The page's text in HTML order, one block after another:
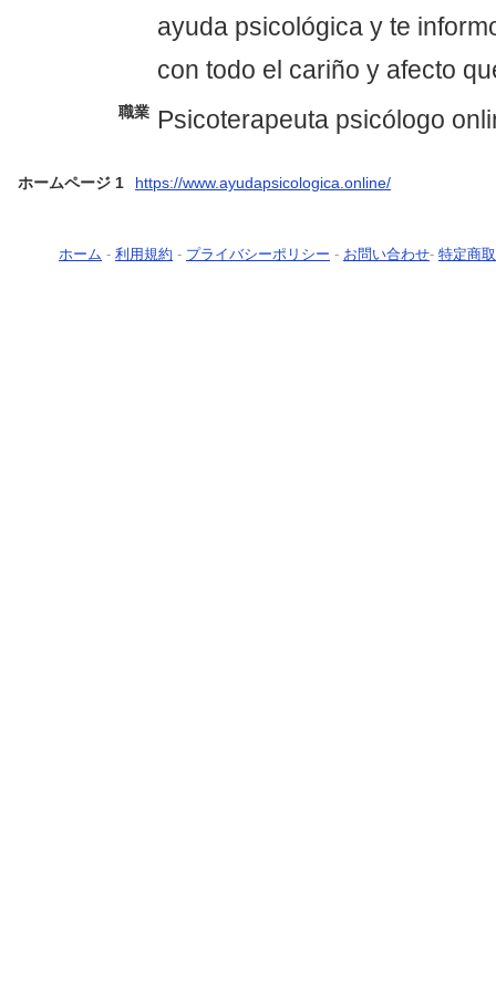
ayuda psicológica y te
con todo el cariño y afecto
職業 Psicoterapeuta psicólogo
ホームページ 1 https://www.ayudapsicologica.online/
ホーム - 利用規約 - プライバシーポリシー - お問い合わせ- 特定商